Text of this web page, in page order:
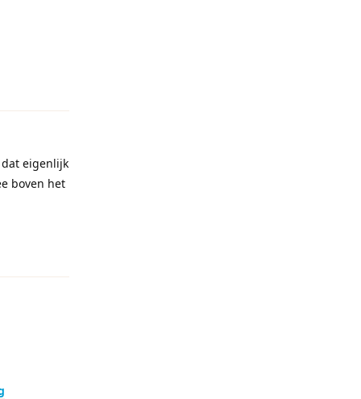
eigenlijk
boven het